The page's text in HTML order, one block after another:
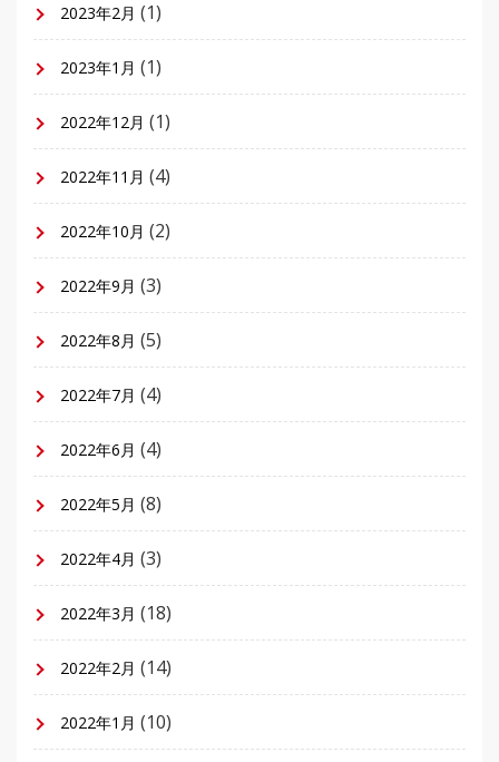
2023年2月 (1)
2023年1月 (1)
2022年12月 (1)
2022年11月 (4)
2022年10月 (2)
2022年9月 (3)
2022年8月 (5)
2022年7月 (4)
2022年6月 (4)
2022年5月 (8)
2022年4月 (3)
2022年3月 (18)
2022年2月 (14)
2022年1月 (10)